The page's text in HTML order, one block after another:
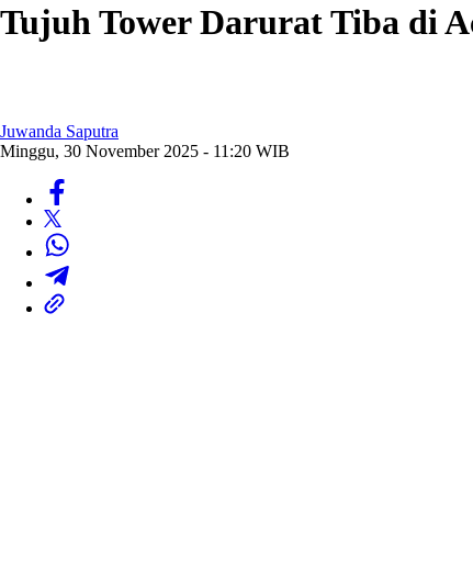
Tujuh Tower Darurat Tiba di
Juwanda Saputra
Minggu, 30 November 2025 - 11:20 WIB